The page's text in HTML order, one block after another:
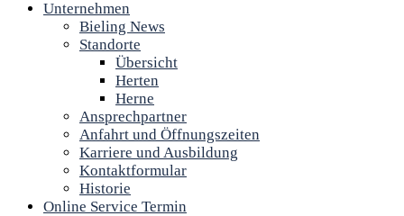
Unternehmen
Bieling News
Standorte
Übersicht
Herten
Herne
Ansprechpartner
Anfahrt und Öffnungszeiten
Karriere und Ausbildung
Kontaktformular
Historie
Online Service Termin